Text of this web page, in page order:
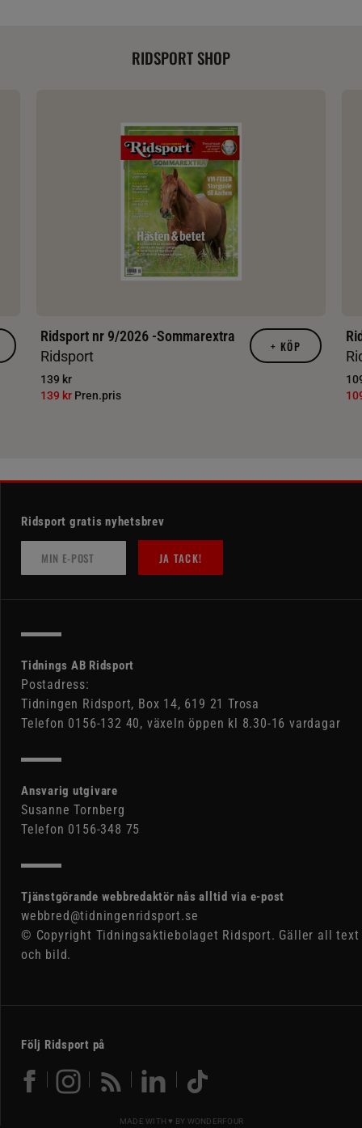
RIDSPORT SHOP
Ridsport nr 9/2026 -Sommarextra
Ridsport
139 kr
139 kr Pren.pris
+ KÖP
Ridsport gratis nyhetsbrev
JA TACK!
Tidnings AB Ridsport
Postadress:
Tidningen Ridsport, Box 14, 619 21 Trosa
Telefon 0156-132 40, växeln öppen kl 8.30-16 vardagar
Ansvarig utgivare
Susanne Tornberg
Telefon 0156-348 75
Tjänstgörande webbredaktör nås alltid via e-post
webbred@tidningenridsport.se
© Copyright Tidningsaktiebolaget Ridsport. Gäller all text
och bild.
Följ Ridsport på
MADE WITH ♥ BY WONDERFOUR